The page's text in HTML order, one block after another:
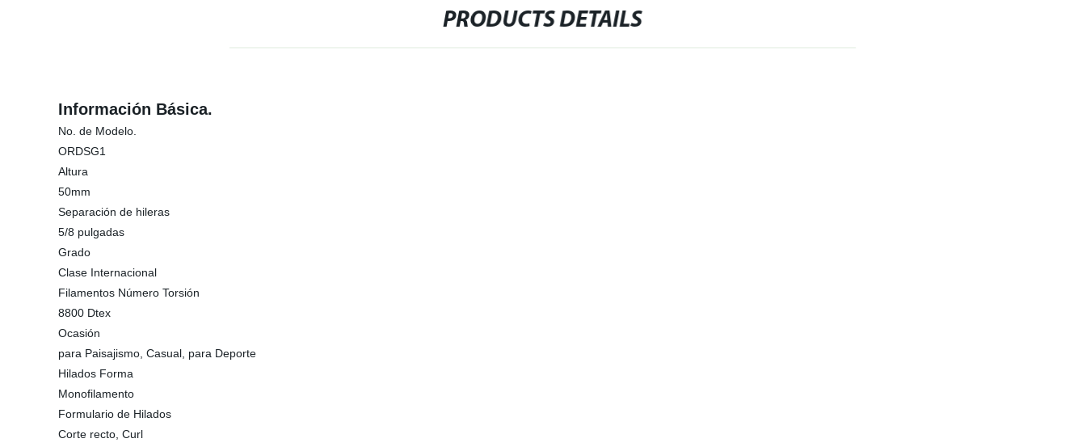
PRODUCTS DETAILS
Información Básica.
No. de Modelo.
ORDSG1
Altura
50mm
Separación de hileras
5/8 pulgadas
Grado
Clase Internacional
Filamentos Número Torsión
8800 Dtex
Ocasión
para Paisajismo, Casual, para Deporte
Hilados Forma
Monofilamento
Formulario de Hilados
Corte recto, Curl